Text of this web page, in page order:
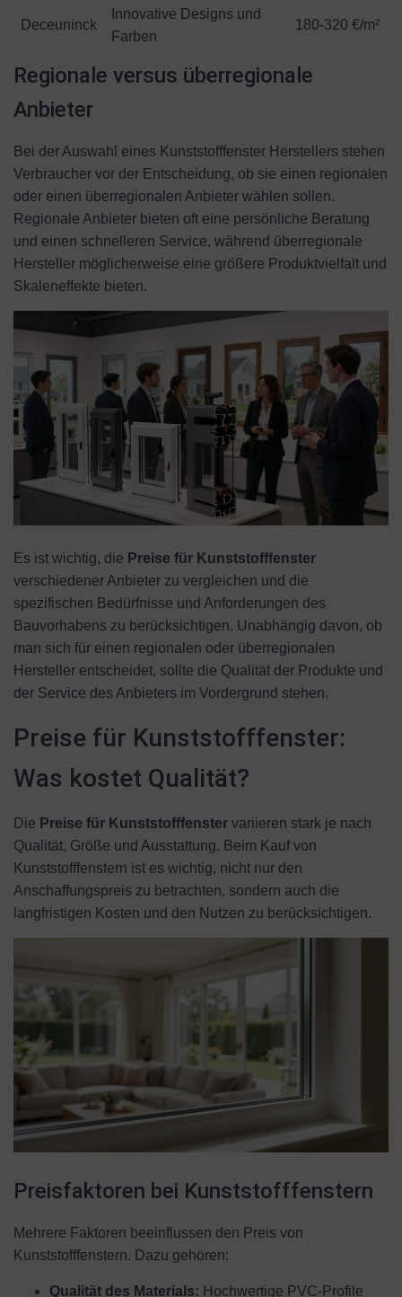
Deceuninck
Innovative Designs und
Farben
180-320 €/m²
Regionale versus überregionale
Anbieter
Bei der Auswahl eines Kunststofffenster Herstellers stehen
Verbraucher vor der Entscheidung, ob sie einen regionalen
oder einen überregionalen Anbieter wählen sollen.
Regionale Anbieter bieten oft eine persönliche Beratung
und einen schnelleren Service, während überregionale
Hersteller möglicherweise eine größere Produktvielfalt und
Skaleneffekte bieten.
Es ist wichtig, die Preise für Kunststofffenster
verschiedener Anbieter zu vergleichen und die
spezifischen Bedürfnisse und Anforderungen des
Bauvorhabens zu berücksichtigen. Unabhängig davon, ob
man sich für einen regionalen oder überregionalen
Hersteller entscheidet, sollte die Qualität der Produkte und
der Service des Anbieters im Vordergrund stehen.
Preise für Kunststofffenster:
Was kostet Qualität?
Die Preise für Kunststofffenster variieren stark je nach
Qualität, Größe und Ausstattung. Beim Kauf von
Kunststofffenstern ist es wichtig, nicht nur den
Anschaffungspreis zu betrachten, sondern auch die
langfristigen Kosten und den Nutzen zu berücksichtigen.
Preisfaktoren bei Kunststofffenstern
Mehrere Faktoren beeinflussen den Preis von
Kunststofffenstern. Dazu gehören:
Qualität des Materials: Hochwertige PVC-Profile